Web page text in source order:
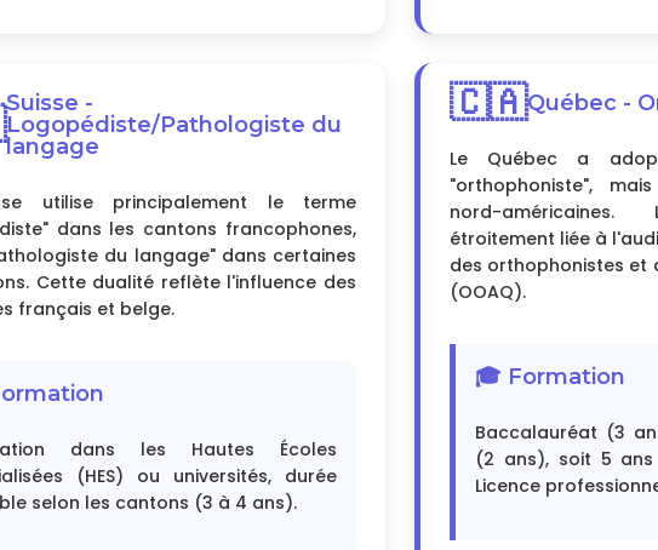
Suisse -
Logopédiste/Pathologiste du
langage
utilise principalement le terme
dans les cantons francophones,
du langage" dans certaines
Cette dualité reflète l'influence des
français et belge.
dans les Hautes Écoles
(HES) ou universités, durée
selon les cantons (3 à 4 ans).
🇨🇦Québec -
Le Québec a
"orthophoniste",
nord-
étroitement liée à
des orthophonistes et
(OOAQ).
🎓 Formation
Baccalauréat (3
(2 ans), soit 5 ans
Licence